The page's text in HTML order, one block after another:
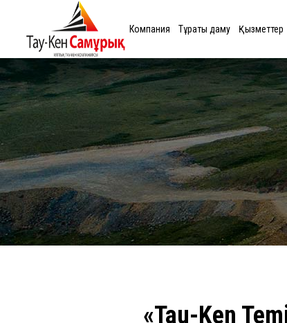
Компания Тұрақты даму Қызметтер
«Tau-Ken